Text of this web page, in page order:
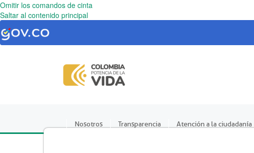
Omitir los comandos de cinta
Saltar al contenido principal
Nosotros Transparencia Atención a la ciudadanía